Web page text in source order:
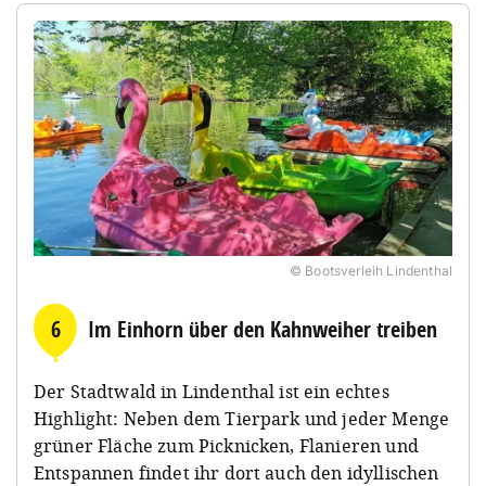
© Bootsverleih Lindenthal
6 Im Einhorn über den Kahnweiher treiben
Der Stadtwald in Lindenthal ist ein echtes
Highlight: Neben dem Tierpark und jeder Menge
grüner Fläche zum Picknicken, Flanieren und
Entspannen findet ihr dort auch den idyllischen